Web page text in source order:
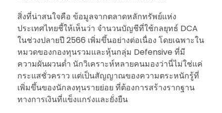
สิ่งที่น่าสนใจคือ ข้อมูลจากตลาดหลักทรัพย์แห่ง
ประเทศไทยชี้ให้เห็นว่า จำนวนบัญชีที่ใช้กลยุทธ์ DCA
ในช่วงปลายปี 2566 เพิ่มขึ้นอย่างต่อเนื่อง โดยเฉพาะใน
หมวดของกองทุนรวมและหุ้นกลุ่ม Defensive ที่มี
ความผันผวนต่ำ นักวิเคราะห์หลายคนมองว่านี่ไม่ใช่แค่
กระแสชั่วคราว แต่เป็นสัญญาณของความตระหนักรู้ที่
เพิ่มขึ้นของนักลงทุนรายย่อย ที่ต้องการสร้างรากฐาน
ทางการเงินที่แข็งแกร่งและยั่งยืน